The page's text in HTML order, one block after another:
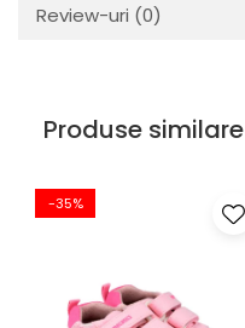
Review-uri (0)
Produse similare
-35%